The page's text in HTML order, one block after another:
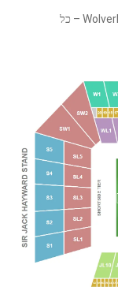
מצא את המושב שלך עם מבחר כרטיסים לWolverhampton – כל